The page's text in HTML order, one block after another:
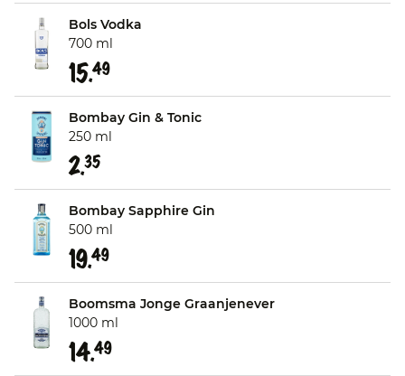
Bols Vodka
700 ml
15.49
Bombay Gin & Tonic
250 ml
2.35
Bombay Sapphire Gin
500 ml
19.49
Boomsma Jonge Graanjenever
1000 ml
14.49